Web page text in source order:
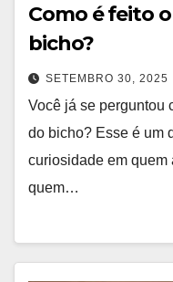
Como é feito
bicho?
SETEMBRO 30, 2025
Você já se perguntou
do bicho? Esse é um
curiosidade em quem
quem…